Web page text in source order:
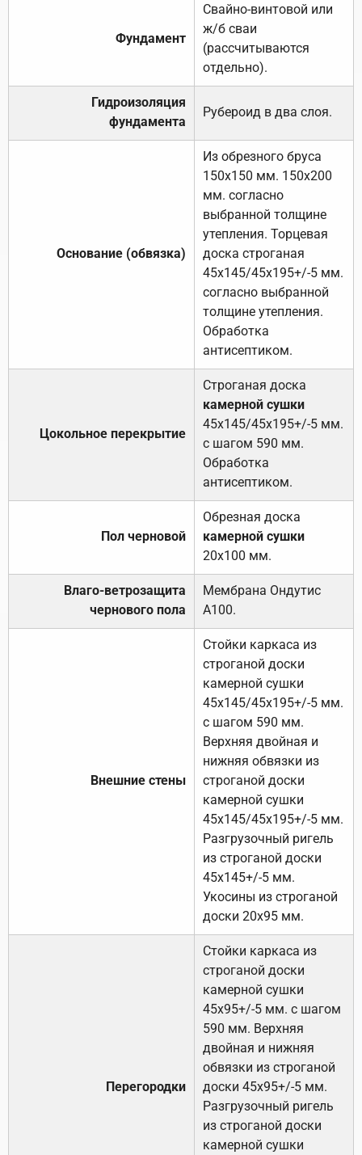
Фундамент
Свайно-винтовой или
ж/б сваи
(рассчитываются
отдельно).
Гидроизоляция
фундамента
Рубероид в два слоя.
Основание (обвязка)
Из обрезного бруса
150х150 мм. 150х200
мм. согласно
выбранной толщине
утепления. Торцевая
доска строганая
45х145/45х195+/-5 мм.
согласно выбранной
толщине утепления.
Обработка
антисептиком.
Цокольное перекрытие
Строганая доска
камерной сушки
45х145/45х195+/-5 мм.
с шагом 590 мм.
Обработка
антисептиком.
Пол черновой
Обрезная доска
камерной сушки
20х100 мм.
Влаго-ветрозащита
чернового пола
Мембрана Ондутис
А100.
Внешние стены
Стойки каркаса из
строганой доски
камерной сушки
45х145/45х195+/-5 мм.
с шагом 590 мм.
Верхняя двойная и
нижняя обвязки из
строганой доски
камерной сушки
45х145/45х195+/-5 мм.
Разгрузочный ригель
из строганой доски
45х145+/-5 мм.
Укосины из строганой
доски 20х95 мм.
Перегородки
Стойки каркаса из
строганой доски
камерной сушки
45х95+/-5 мм. с шагом
590 мм. Верхняя
двойная и нижняя
обвязки из строганой
доски 45х95+/-5 мм.
Разгрузочный ригель
из строганой доски
камерной сушки